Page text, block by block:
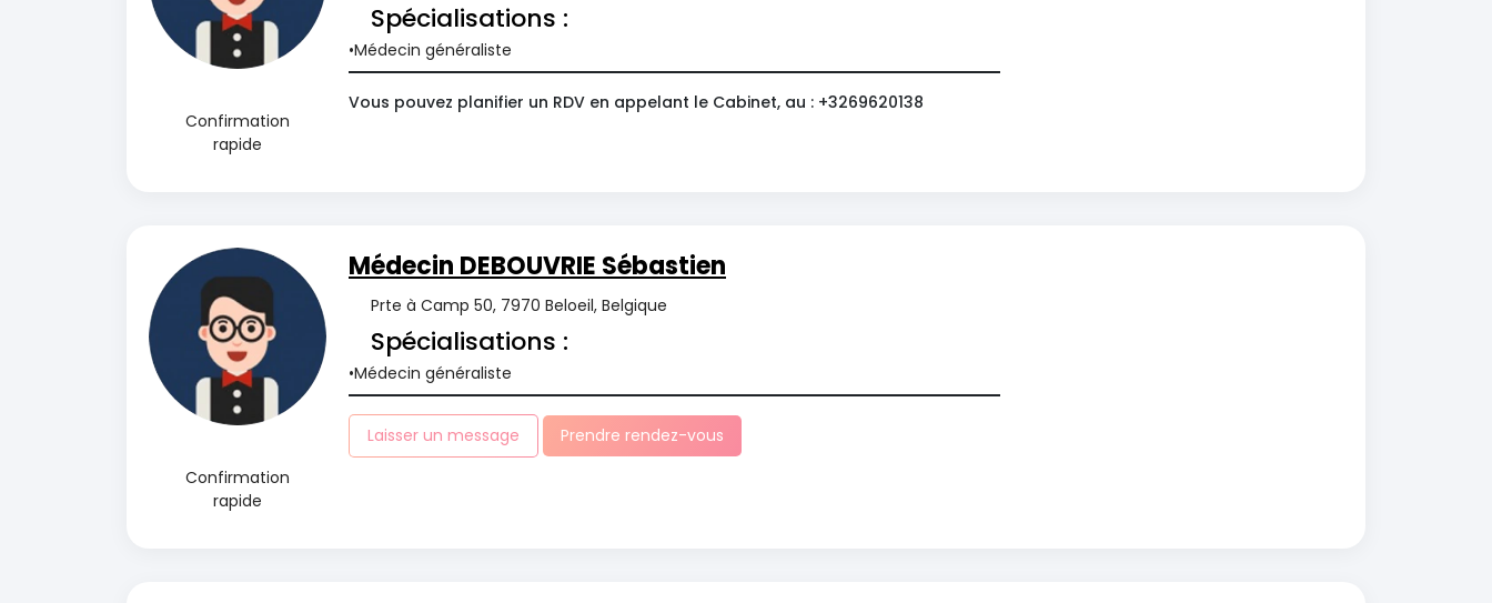
Confirmation
rapide
Spécialisations :
Médecin généraliste
Vous pouvez planifier un RDV en appelant le Cabinet, au : +3269620138
Confirmation
rapide
Médecin DEBOUVRIE Sébastien
Prte à Camp 50, 7970 Beloeil, Belgique
Spécialisations :
Médecin généraliste
Laisser un message Prendre rendez-vous